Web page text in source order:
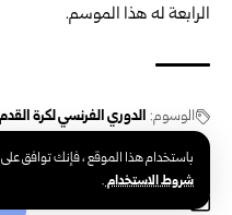
باستخدام هذا الموقع ، فإنك توافق على
شروط الاستخدام.
الرابعة له هذا الموسم.
الوسوم: الدوري الفرنسي لكرة القدم